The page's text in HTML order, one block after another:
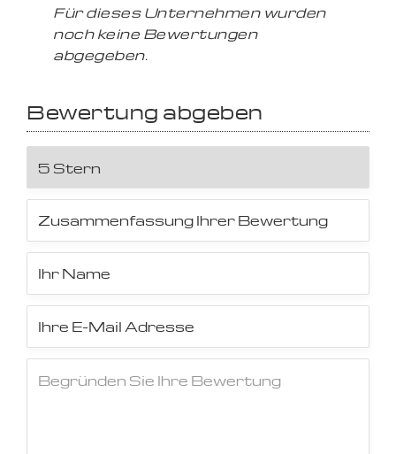
Für dieses Unternehmen wurden
noch keine Bewertungen
abgegeben.
Bewertung abgeben